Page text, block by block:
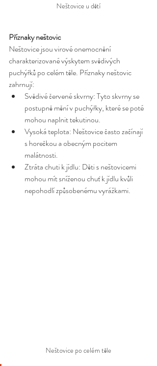
Neštovice u dětí
Příznaky neštovic
Neštovice jsou virové onemocnění
charakterizované výskytem svědivých
puchýřků po celém těle. Příznaky neštovic
zahrnují:
Svědivé červené skvrny: Tyto skvrny se
postupně mění v puchýřky, které se poté
mohou naplnit tekutinou.
Vysoká teplota: Neštovice často začínají
s horečkou a obecným pocitem
malátnosti.
Ztráta chuti k jídlu: Děti s neštovicemi
mohou mít sníženou chuť k jídlu kvůli
nepohodlí způsobenému vyrážkami.
Neštovice po celém těle